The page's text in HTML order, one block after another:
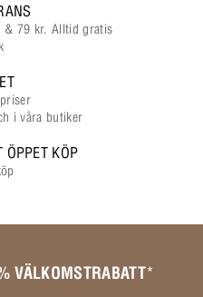
& 79 kr. Alltid gratis
i våra butiker
ÖPPET KÖP
VÄLKOMSTRABATT*